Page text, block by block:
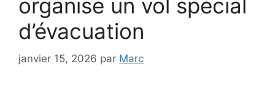
organise un vol spécial
d’évacuation
janvier 15, 2026 par Marc